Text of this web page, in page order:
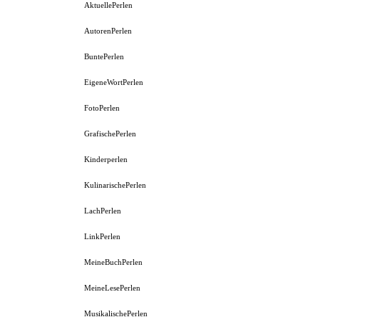
AktuellePerlen
AutorenPerlen
BuntePerlen
EigeneWortPerlen
FotoPerlen
GrafischePerlen
Kinderperlen
KulinarischePerlen
LachPerlen
LinkPerlen
MeineBuchPerlen
MeineLesePerlen
MusikalischePerlen